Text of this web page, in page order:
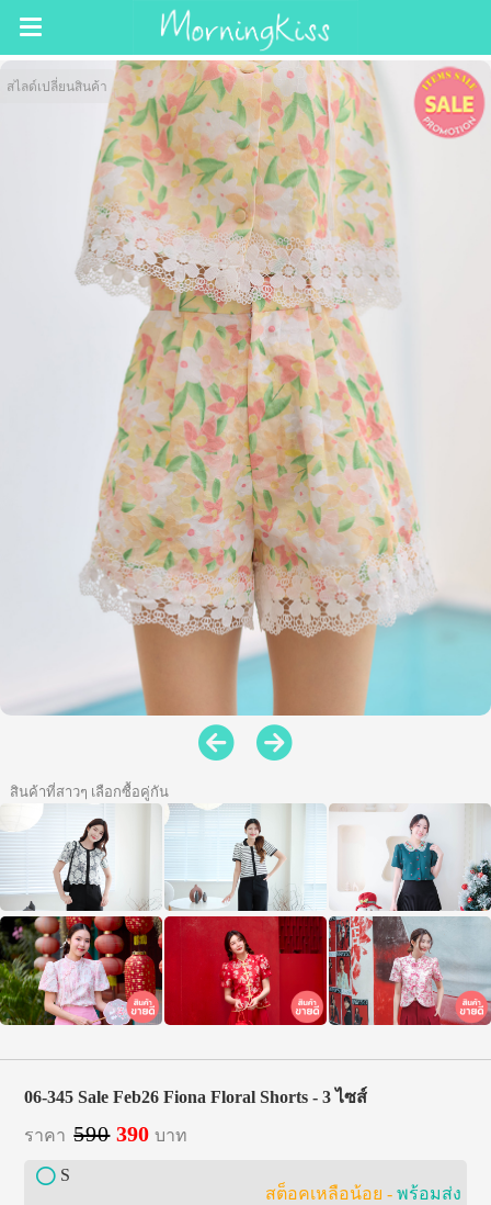
สไลด์เปลี่ยนสินค้า
สินค้าที่สาวๆ เลือกซื้อคู่กัน
06-345 Sale Feb26 Fiona Floral Shorts - 3 ไซส์
ราคา 590 390บาท
S
สต็อคเหลือน้อย - พร้อมส่ง